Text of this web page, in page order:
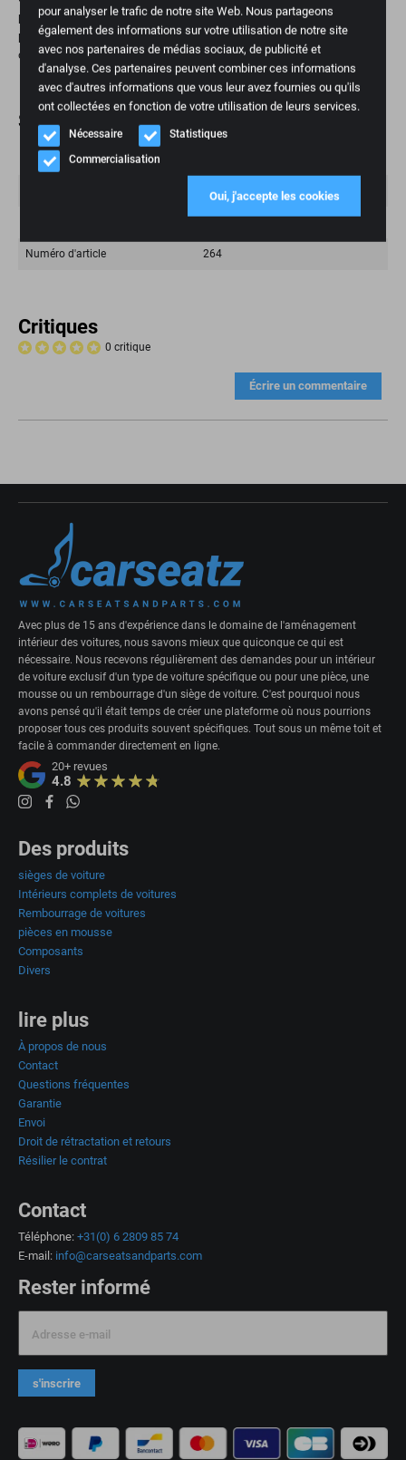
pour analyser le trafic de notre site Web. Nous partageons
également des informations sur votre utilisation de notre site
avec nos partenaires de médias sociaux, de publicité et
d'analyse. Ces partenaires peuvent combiner ces informations
avec d'autres informations que vous leur avez fournies ou qu'ils
ont collectées en fonction de votre utilisation de leurs services.
Nécessaire
Statistiques
Commercialisation
Oui, j'accepte les cookies
prolonger la durée de vie de votre siège. C'est particulièrement important
pour les personnes qui parcourent beaucoup de kilomètres et pour
celles qui apprécient les sièges ergonomiques.
Spécifications
Poids
Volkswagen
Numéro d'article 264
Critiques
0 critique
Écrire un commentaire
Avec plus de 15 ans d'expérience dans le domaine de l'aménagement
intérieur des voitures, nous savons mieux que quiconque ce qui est
nécessaire. Nous recevons régulièrement des demandes pour un intérieur
de voiture exclusif d'un type de voiture spécifique ou pour une pièce, une
mousse ou un rembourrage d'un siège de voiture. C'est pourquoi nous
avons pensé qu'il était temps de créer une plateforme où nous pourrions
proposer tous ces produits souvent spécifiques. Tout sous un même toit et
facile à commander directement en ligne.
20+ revues
4.8
Des produits
sièges de voiture
Intérieurs complets de voitures
Rembourrage de voitures
pièces en mousse
Composants
Divers
lire plus
À propos de nous
Contact
Questions fréquentes
Garantie
Envoi
Droit de rétractation et retours
Résilier le contrat
Contact
Téléphone: +31(0) 6 2809 85 74
E-mail: info@carseatsandparts.com
Rester informé
Adresse e-mail
s'inscrire